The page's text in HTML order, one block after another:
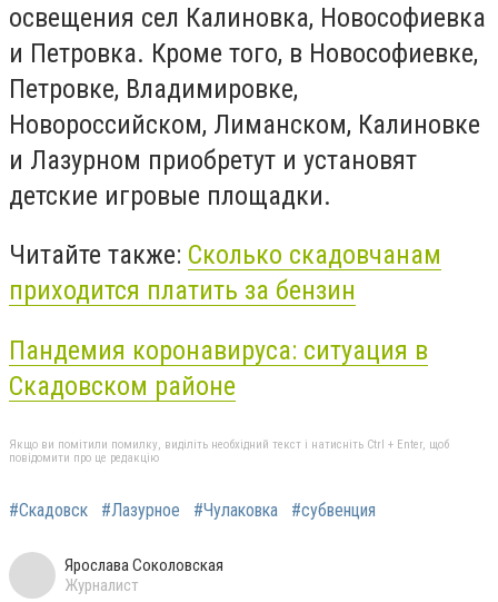
освещения сел Калиновка, Новософиевка
и Петровка. Кроме того, в Новософиевке,
Петровке, Владимировке,
Новороссийском, Лиманском, Калиновке
и Лазурном приобретут и установят
детские игровые площадки.
Читайте также: Сколько скадовчанам
приходится платить за бензин
Пандемия коронавируса: ситуация в
Скадовском районе
Якщо ви помітили помилку, виділіть необхідний текст і натисніть Ctrl + Enter, щоб
повідомити про це редакцію
#Скадовск #Лазурное #Чулаковка #субвенция
Ярослава Соколовская
Журналист